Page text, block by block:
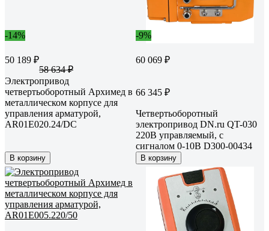
-14%
50 189 ₽
58 634 ₽
Электропривод
четвертьоборотный Архимед в
металлическом корпусе для
управления арматурой,
AR01E020.24/DC
В корзину
-9%
60 069 ₽
66 345 ₽
Четвертьоборотный
электропривод DN.ru QT-030
220В управляемый, с
сигналом 0-10В D300-00434
В корзину